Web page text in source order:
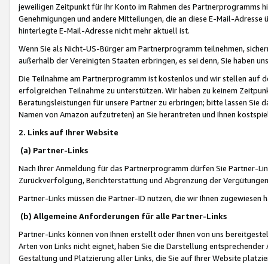
jeweiligen Zeitpunkt für Ihr Konto im Rahmen des Partnerprogramms
Genehmigungen und andere Mitteilungen, die an diese E-Mail-
hinterlegte E-Mail-Adresse nicht mehr aktuell ist.
Wenn Sie als Nicht-US-Bürger am Partnerprogramm teilnehmen,
außerhalb der Vereinigten Staaten erbringen, es sei denn, Sie haben
Die Teilnahme am Partnerprogramm ist kostenlos und wir stellen auf
erfolgreichen Teilnahme zu unterstützen. Wir haben zu keinem
Beratungsleistungen für unsere Partner zu erbringen; bitte lassen Sie
Namen von Amazon aufzutreten) an Sie herantreten und Ihnen
2. Links auf Ihrer Website
(a) Partner-Links
Nach Ihrer Anmeldung für das Partnerprogramm dürfen Sie Partner-
Zurückverfolgung, Berichterstattung und Abgrenzung der
Partner-Links müssen die Partner-ID nutzen, die wir Ihnen zugewiesen
(b) Allgemeine Anforderungen für alle Partner-Links
Partner-Links können von Ihnen erstellt oder Ihnen von uns
Arten von Links nicht eignet, haben Sie die Darstellung
Gestaltung und Platzierung aller Links, die Sie auf Ihrer Website